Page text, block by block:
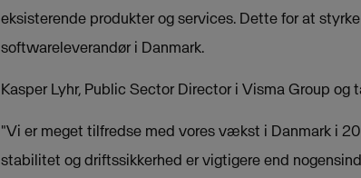
eksisterende produkter og services. Dette for at
softwareleverandør i Danmark.
Kasper Lyhr, Public Sector Director i Visma Group og
"Vi er meget tilfredse med vores vækst i Danmark i
stabilitet og driftssikkerhed er vigtigere end